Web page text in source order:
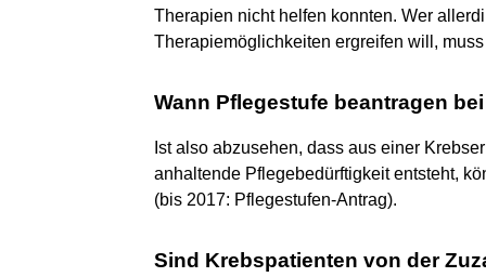
Therapien nicht helfen konnten. Wer
Therapiemöglichkeiten ergreifen will,
Wann Pflegestufe beantragen
Ist also abzusehen, dass aus einer
anhaltende Pflegebedürftigkeit entsteht,
(bis 2017: Pflegestufen-Antrag).
Sind Krebspatienten von der